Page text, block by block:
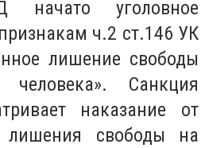
уголовное
ч.2 ст.146 УК
лишение свободы
Санкция
наказание от
лишения свободы на